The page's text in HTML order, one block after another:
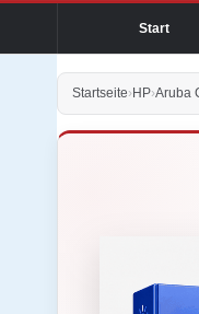
Start
Startseite›HP›Aruba